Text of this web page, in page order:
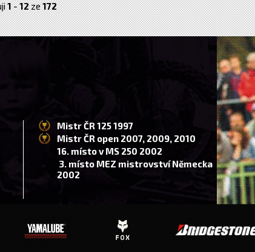
1-12ze172
Mistr ČR 125 1997
Mistr ČR open 2007, 2009, 2010
16. místo v MS 250 2002
3. místo MEZ mistrovství Německa
2002